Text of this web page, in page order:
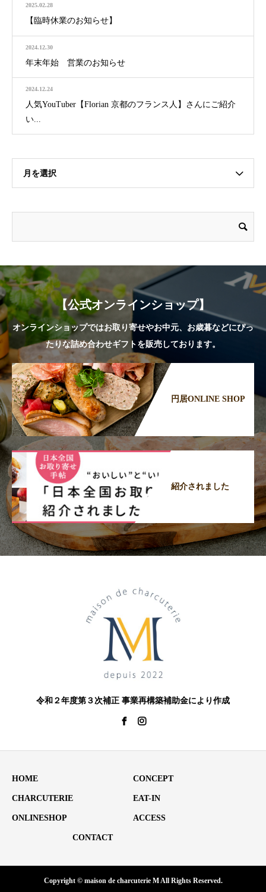
2025.02.28
【臨時休業のお知らせ】
2024.12.30
年末年始 営業のお知らせ
2024.12.24
人気YouTuber【Florian 京都のフランス人】さんにご紹介
い...
月を選択
【公式オンラインショップ】
オンラインショップではお取り寄せやお中元、お歳暮などにぴっ
たりな詰め合わせギフトを販売しております。
円居ONLINE SHOP
紹介されました
令和２年度第３次補正 事業再構築補助金により作成
HOME CONCEPT
CHARCUTERIE EAT-IN
ONLINESHOP ACCESS
CONTACT
Copyright © maison de charcuterie M All Rights Reserved.